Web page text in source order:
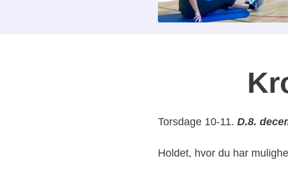
Torsdage 10-11. D.8.
Holdet, hvor du har